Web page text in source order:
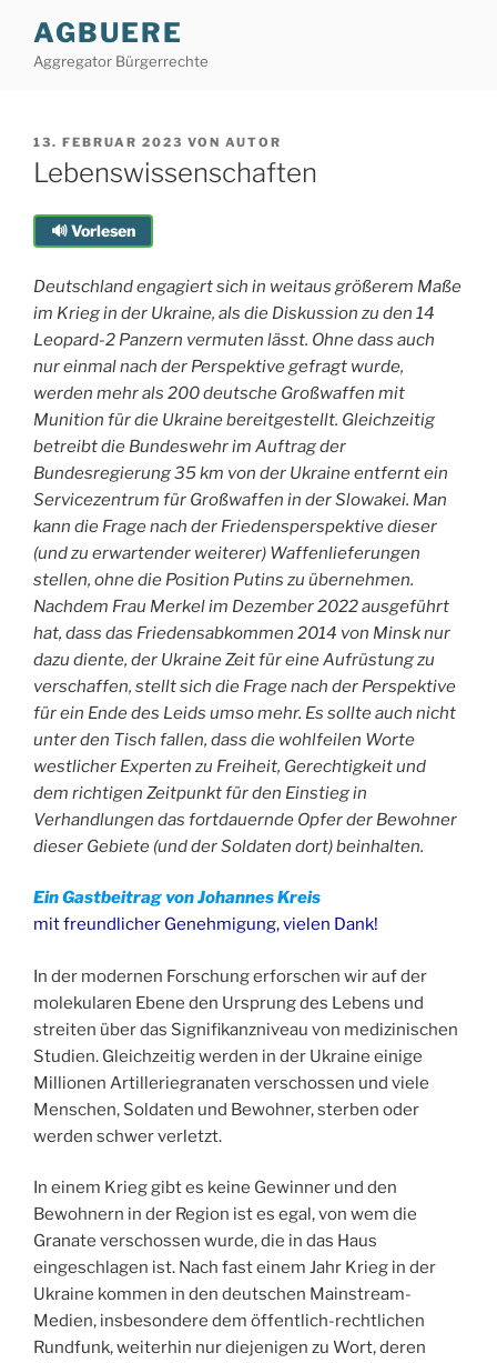
Inhalt
springen
AGBUERE
Aggregator Bürgerrechte
VERÖFFENTLICHT
AM
13. FEBRUAR 2023 VON AUTOR
Lebenswissenschaften
🔊 Vorlesen
Deutschland engagiert sich in weitaus größerem Maße
im Krieg in der Ukraine, als die Diskussion zu den 14
Leopard-2 Panzern vermuten lässt. Ohne dass auch
nur einmal nach der Perspektive gefragt wurde,
werden mehr als 200 deutsche Großwaffen mit
Munition für die Ukraine bereitgestellt. Gleichzeitig
betreibt die Bundeswehr im Auftrag der
Bundesregierung 35 km von der Ukraine entfernt ein
Servicezentrum für Großwaffen in der Slowakei. Man
kann die Frage nach der Friedensperspektive dieser
(und zu erwartender weiterer) Waffenlieferungen
stellen, ohne die Position Putins zu übernehmen.
Nachdem Frau Merkel im Dezember 2022 ausgeführt
hat, dass das Friedensabkommen 2014 von Minsk nur
dazu diente, der Ukraine Zeit für eine Aufrüstung zu
verschaffen, stellt sich die Frage nach der Perspektive
für ein Ende des Leids umso mehr. Es sollte auch nicht
unter den Tisch fallen, dass die wohlfeilen Worte
westlicher Experten zu Freiheit, Gerechtigkeit und
dem richtigen Zeitpunkt für den Einstieg in
Verhandlungen das fortdauernde Opfer der Bewohner
dieser Gebiete (und der Soldaten dort) beinhalten.
Ein Gastbeitrag von Johannes Kreis
mit freundlicher Genehmigung, vielen Dank!
In der modernen Forschung erforschen wir auf der
molekularen Ebene den Ursprung des Lebens und
streiten über das Signifikanzniveau von medizinischen
Studien. Gleichzeitig werden in der Ukraine einige
Millionen Artilleriegranaten verschossen und viele
Menschen, Soldaten und Bewohner, sterben oder
werden schwer verletzt.
In einem Krieg gibt es keine Gewinner und den
Bewohnern in der Region ist es egal, von wem die
Granate verschossen wurde, die in das Haus
eingeschlagen ist. Nach fast einem Jahr Krieg in der
Ukraine kommen in den deutschen Mainstream-
Medien, insbesondere dem öffentlich-rechtlichen
Rundfunk, weiterhin nur diejenigen zu Wort, deren